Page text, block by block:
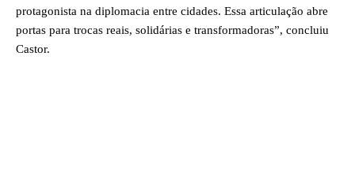
protagonista na diplomacia entre cidades. Essa articulação abre
portas para trocas reais, solidárias e transformadoras”, concluiu
Castor.